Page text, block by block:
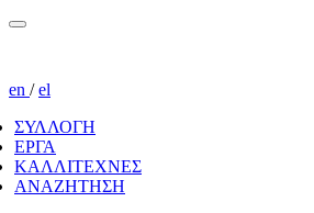
en /el
ΣΥΛΛΟΓΗ
ΕΡΓΑ
ΚΑΛΛΙΤΕΧΝΕΣ
ΑΝΑΖΗΤΗΣΗ